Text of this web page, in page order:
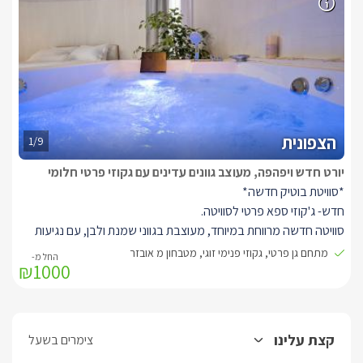
משושים בשחור לבן המשתלב באמירה העיצובית
של היורט וחדר הרחצה היפהפה, פינת אוכל זוגית ומודרנית מטבחון
מאובזר הכולל: מקרר, מיקרוגל, קומקום חשמלי, פינת קפה/תה, מכונת
נספרסו וכלי מטבח. בסוויטה שתי ספות בגווני אפור מעוצבות ונוחות
במיוחד נפתחות ללינת ילדים, חדר הרחצה בעיצוב עכשווי בגווני שחור
לבן ותמצאו בו סבוני רחצה, מגבות וחלוקים.
*לכל סוויטה יציאה למתחם גן פרטי, מטופח ויפה, הכולל מרפסת עם
ערסל ישיבה, שולחן זוגי ופינת ברביקיו.
1/9 הצפונית
יורט חדש ויפהפה, מעוצב גוונים עדינים עם גקוזי פרטי חלומי
*סוויטת בוטיק חדשה*
חדש- ג'קוזי ספא פרטי לסוויטה.
סוויטה חדשה מרווחת במיוחד, מעוצבת בגווני שמנת ולבן, עם נגיעות
אפור. עם ג'קוזי זוגי רומנטי, מיטה זוגית גדולה עם מזרן אורטופדי ומתחם
היורט, צורת המבנה עגולה עם תקרה גבוהה מאד כך שנוצר חלל פתוח,
מתחם גן פרטי, גקוזי פנימי זוגי, מטבחון מ אובזר
₪1000
קצת עלינו צימרים בשעל